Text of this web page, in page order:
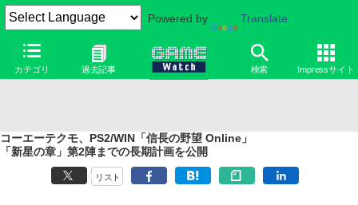
Powered by Translate
カテゴリ 過去記事 検索 Impressサイト
コーエーテクモ、PS2/WIN「信長の野望 Online」
「新星の章」第2陣までの長期計画を公開
リスト